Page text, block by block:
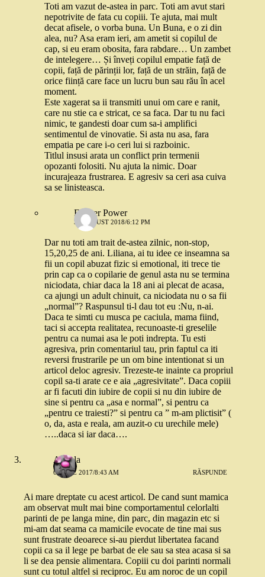
Toti am vazut de-astea in parc. Toti am avut stari
nepotrivite de fata cu copiii. Te ajuta, mai mult
decat afisele, o vorba buna. Un Buna, e o zi din
alea, nu? Asa eram ieri, am ametit si copilul de
cap, si eu eram obosita, fara rabdare… Un zambet
de intelegere… Și înveți copilul empatie față de
copii, față de părinții lor, față de un străin, față de
orice ființă care face un lucru bun sau rău în acel
moment.
Este xagerat sa ii transmiti unui om care e ranit,
care nu stie ca e stricat, ce sa faca. Dar tu nu faci
nimic, te gandesti doar cum sa-i amplifici
sentimentul de vinovatie. Si asta nu asa, fara
empatia pe care i-o ceri lui si razboinic.
Titlul insusi arata un conflict prin termenii
opozanti folositi. Nu ajuta la nimic. Doar
incurajeaza frustrarea. E agresiv sa ceri asa cuiva
sa se linisteasca.
Flower Power
31 AUGUST 2018/6:12 PM
Dar nu toti am trait de-astea zilnic, non-stop,
15,20,25 de ani. Liliana, ai tu idee ce inseamna sa
fii un copil abuzat fizic si emotional, iti trece tie
prin cap ca o copilarie de genul asta nu se termina
niciodata, chiar daca la 18 ani ai plecat de acasa,
ca ajungi un adult chinuit, ca niciodata nu o sa fii
„normal”? Raspunsul ti-l dau tot eu :Nu, n-ai.
Daca te simti cu musca pe caciula, mama fiind,
taci si accepta realitatea, recunoaste-ti greselile
pentru ca numai asa le poti indrepta. Tu esti
agresiva, prin comentariul tau, prin faptul ca iti
reversi frustrarile pe un om bine intentionat si un
articol deloc agresiv. Trezeste-te inainte ca propriul
copil sa-ti arate ce e aia „agresivitate”. Daca copiii
ar fi facuti din iubire de copii si nu din iubire de
sine si pentru ca „asa e normal”, si pentru ca
„pentru ce traiesti?” si pentru ca ” m-am plictisit” (
o, da, asta e reala, am auzit-o cu urechile mele)
…..daca si iar daca….
Angela
6 IUNIE 2017/8:43 AM RĂSPUNDE
Ai mare dreptate cu acest articol. De cand sunt mamica
am observat mult mai bine comportamentul celorlalti
parinti de pe langa mine, din parc, din magazin etc si
mi-am dat seama ca mamicile evocate de tine mai sus
sunt frustrate deoarece si-au pierdut libertatea facand
copii ca sa il lege pe barbat de ele sau sa stea acasa si sa
li se dea pensie alimentara. Copiii cu doi parinti normali
sunt cu totul altfel si reciproc. Eu am noroc de un copil